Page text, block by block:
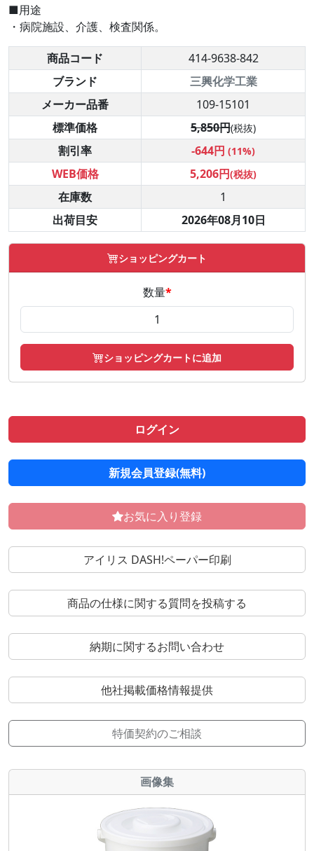
■用途
・病院施設、介護、検査関係。
商品コード
414-9638-842
ブランド
三興化学工業
メーカー品番
109-15101
標準価格
5,850円(税抜)
割引率 -644円 (11%)
WEB価格 5,206円(税抜)
在庫数
1
出荷目安
2026年08月10日
ショッピングカート
数量*
ショッピングカートに追加
ログイン
新規会員登録(無料)
お気に入り登録
アイリス DASH!ペーパー印刷
商品の仕様に関する質問を投稿する
納期に関するお問い合わせ
他社掲載価格情報提供
特価契約のご相談
画像集